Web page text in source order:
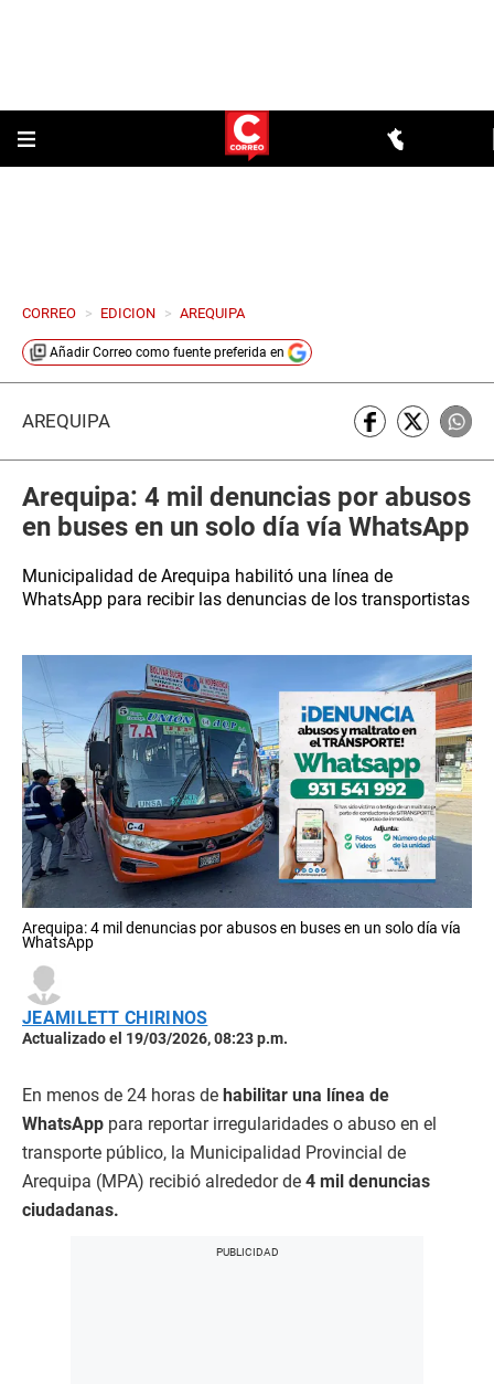
CORREO > EDICION > AREQUIPA
Añadir Correo como fuente preferida en
AREQUIPA
Arequipa: 4 mil denuncias por abusos
en buses en un solo día vía WhatsApp
Municipalidad de Arequipa habilitó una línea de
WhatsApp para recibir las denuncias de los transportistas
Arequipa: 4 mil denuncias por abusos en buses en un solo día vía
WhatsApp
JEAMILETT CHIRINOS
Actualizado el 19/03/2026, 08:23 p.m.
En menos de 24 horas de habilitar una línea de
WhatsApp para reportar irregularidades o abuso en el
transporte público, la Municipalidad Provincial de
Arequipa (MPA) recibió alrededor de 4 mil denuncias
ciudadanas.